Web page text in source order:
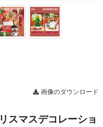
画像のダウンロード
スマスデコレーショ